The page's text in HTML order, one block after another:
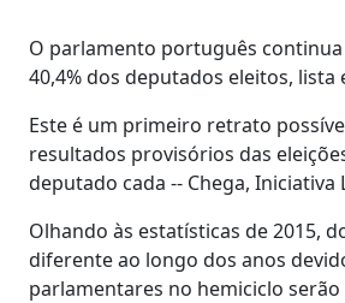
O parlamento português
40,4% dos deputados eleitos,
Este é um primeiro retrato
resultados provisórios das
deputado cada -- Chega, Iniciativa
Olhando às estatísticas de 2015,
diferente ao longo dos anos
parlamentares no hemiciclo